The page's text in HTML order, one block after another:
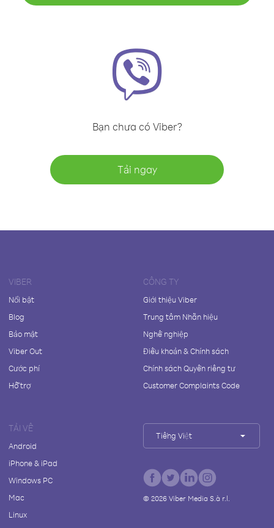
Bạn chưa có Viber?
Tải ngay
VIBER
Nổi bật
Blog
Bảo mật
Viber Out
Cước phí
Hỗ trợ
CÔNG TY
Giới thiệu Viber
Trung tâm Nhãn hiệu
Nghề nghiệp
Điều khoản & Chính sách
Chính sách Quyền riêng tư
Customer Complaints Code
TẢI VỀ
Android
iPhone & iPad
Windows PC
Mac
Linux
Tiếng Việt
© 2026Viber Media S.à r.l.